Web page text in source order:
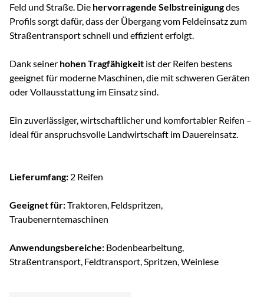
Feld und Straße. Die hervorragende Selbstreinigungdes
Profils sorgt dafür, dass der Übergang vom Feldeinsatz zum
Straßentransport schnell und effizient erfolgt.
Dank seiner hohen Tragfähigkeit ist der Reifen bestens
geeignet für moderne Maschinen, die mit schweren Geräten
oder Vollausstattung im Einsatz sind.
Ein zuverlässiger, wirtschaftlicher und komfortabler Reifen –
ideal für anspruchsvolle Landwirtschaft im Dauereinsatz.
Lieferumfang: 2 Reifen
Geeignet für:Traktoren, Feldspritzen,
Traubenerntemaschinen
Anwendungsbereiche: Bodenbearbeitung,
Straßentransport, Feldtransport, Spritzen, Weinlese